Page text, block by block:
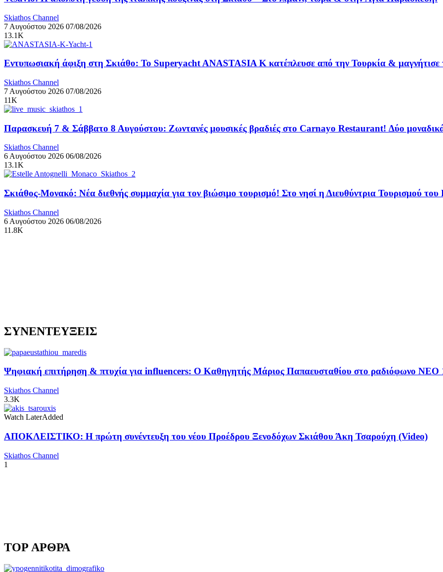
Skiathos Channel
7 Αυγούστου 2026 07/08/2026
13.1K
Εντυπωσιακή άφιξη στη Σκιάθο: Το Superyacht ANASTASIA K κατέπλευσε από την Τουρκία & μαγνήτισε
Skiathos Channel
7 Αυγούστου 2026 07/08/2026
11K
Παρασκευή 7 & Σάββατο 8 Αυγούστου: Ζωντανές μουσικές βραδιές στο Carnayo Restaurant! Δύο
Skiathos Channel
6 Αυγούστου 2026 06/08/2026
13.1K
Σκιάθος-Μονακό: Νέα διεθνής συμμαχία για τον βιώσιμο τουρισμό! Στο νησί η Διευθύντρια Τουρισμού του
Skiathos Channel
6 Αυγούστου 2026 06/08/2026
11.8K
ΣΥΝΕΝΤΕΥΞΕΙΣ
Ψηφιακή επιτήρηση & πτυχία για influencers: Ο Καθηγητής Μάριος Παπαευσταθίου στο ραδιόφωνο NEO
Skiathos Channel
3.3K
Watch LaterAdded
ΑΠΟΚΛΕΙΣΤΙΚΟ: Η πρώτη συνέντευξη του νέου Προέδρου Ξενοδόχων Σκιάθου Άκη Τσαρούχη (Video)
Skiathos Channel
1
TOP ΑΡΘΡΑ